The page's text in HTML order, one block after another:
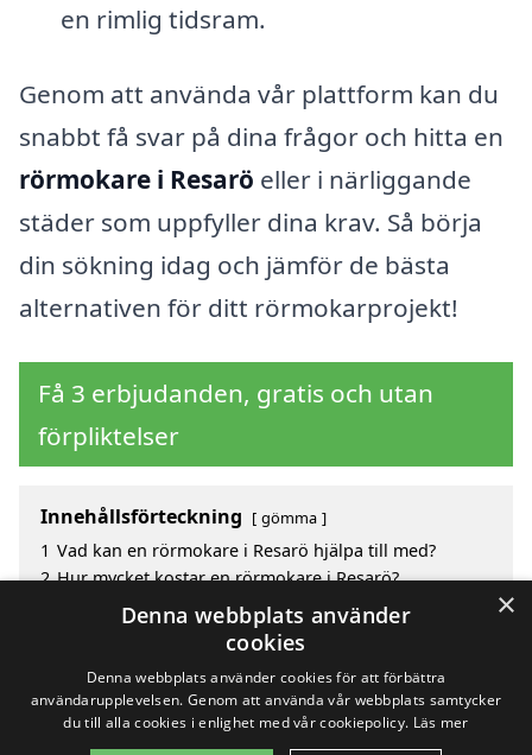
en rimlig tidsram.
Genom att använda vår plattform kan du
snabbt få svar på dina frågor och hitta en
rörmokare i Resarö eller i närliggande
städer som uppfyller dina krav. Så börja
din sökning idag och jämför de bästa
alternativen för ditt rörmokarprojekt!
Få 3 erbjudanden, gratis och utan
förpliktelser
Innehållsförteckning gömma
1 Vad kan en rörmokare i Resarö hjälpa till med?
2 Hur mycket kostar en rörmokare i Resarö?
Fördelar med att välja rörmokare i Resarö
Sök efter en skicklig rörmokare i de omgivande
×
Denna webbplats använder
cookies
Denna webbplats använder cookies för att förbättra
användarupplevelsen. Genom att använda vår webbplats samtycker
du till alla cookies i enlighet med vår cookiepolicy. Läs mer